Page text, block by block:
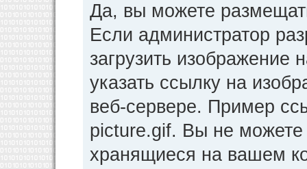
Да, вы можете
Если администратор
загрузить
указать ссылку на
веб-сервере. Пример
picture.gif. Вы не можете
хранящиеся на вашем